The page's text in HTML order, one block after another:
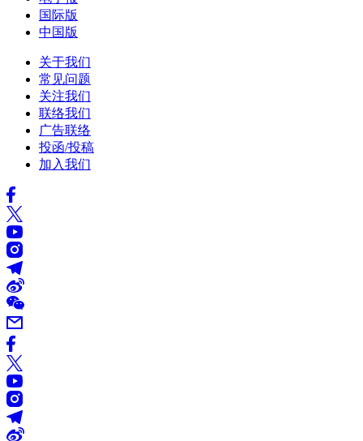
国际版
中国版
关于我们
常见问题
关注我们
联络我们
广告联络
投函/投稿
加入我们